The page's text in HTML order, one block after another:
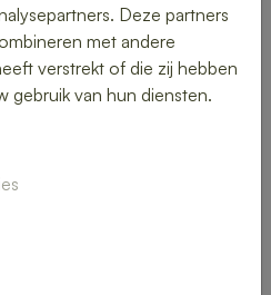
in
– smaakvol
verse gerechten op jouw
salades tot knapperige
lunch vers en op tijd.
online en laat je verrassen
Deze partners
met andere
verstrekt of die zij hebben
gebruik van hun diensten.